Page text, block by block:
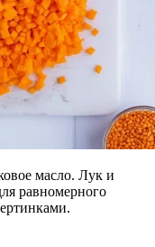
масло. Лук и
равномерного